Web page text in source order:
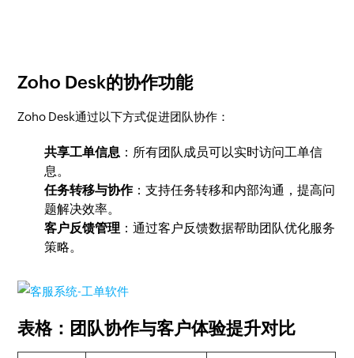
Zoho Desk的协作功能
Zoho Desk通过以下方式促进团队协作：
共享工单信息 ：所有团队成员可以实时访问工单信
息。
任务转移与协作：支持任务转移和内部沟通，提高问
题解决效率。
客户反馈管理 ：通过客户反馈数据帮助团队优化服务
策略。
表格：团队协作与客户体验提升对比